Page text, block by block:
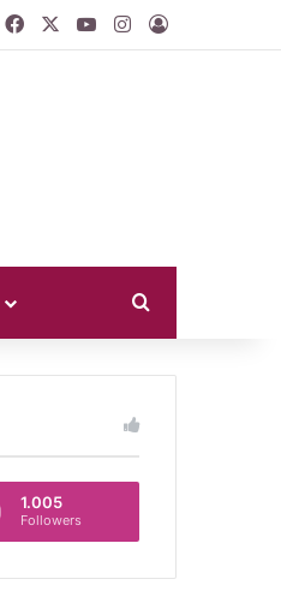
FacebookYouTubeInstagram
Log In
1.005
Followers